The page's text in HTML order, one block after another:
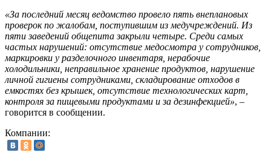
«За последний месяц ведомство провело пять внеплановых
проверок по жалобам, поступившим из медучреждений. Из
пяти заведений общепита закрыли четыре. Среди самых
частых нарушений: отсутствие медосмотра у сотрудников,
маркировки у разделочного инвентаря, нерабочие
холодильники, неправильное хранение продуктов, нарушение
личной гигиены сотрудниками, складирование отходов в
емкостях без крышек, отсутствие технологических карт,
контроля за пищевыми продуктами и за дезинфекцией», –
говорится в сообщении.
Компании: